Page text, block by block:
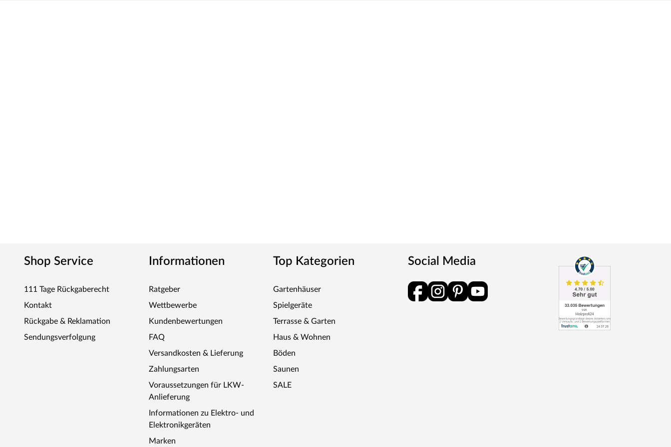
Shop Service
111 Tage Rückgaberecht
Kontakt
Rückgabe & Reklamation
Sendungsverfolgung
Informationen
Ratgeber
Wettbewerbe
Kundenbewertungen
FAQ
Versandkosten & Lieferung
Zahlungsarten
Voraussetzungen für LKW-
Anlieferung
Informationen zu Elektro- und
Elektronikgeräten
Marken
Top Kategorien
Gartenhäuser
Spielgeräte
Terrasse & Garten
Haus & Wohnen
Böden
Saunen
SALE
Social Media